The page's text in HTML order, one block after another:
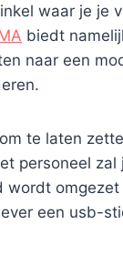
waar je
biedt
naar een
te laten
personeel
wordt
een usb-